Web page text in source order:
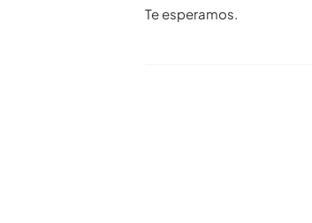
Te esperamos.